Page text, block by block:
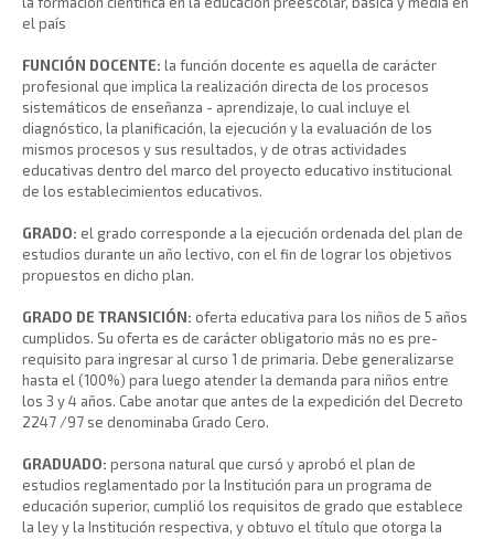
el país
FUNCIÓN DOCENTE: la función docente es aquella de carácter
profesional que implica la realización directa de los procesos
sistemáticos de enseñanza - aprendizaje, lo cual incluye el
diagnóstico, la planificación, la ejecución y la evaluación de los
mismos procesos y sus resultados, y de otras actividades
educativas dentro del marco del proyecto educativo institucional
de los establecimientos educativos.
GRADO: el grado corresponde a la ejecución ordenada del plan de
estudios durante un año lectivo, con el fin de lograr los objetivos
propuestos en dicho plan.
GRADO DE TRANSICIÓN: oferta educativa para los niños de 5 años
cumplidos. Su oferta es de carácter obligatorio más no es pre-
requisito para ingresar al curso 1 de primaria. Debe generalizarse
hasta el (100%) para luego atender la demanda para niños entre
los 3 y 4 años. Cabe anotar que antes de la expedición del Decreto
2247 /97 se denominaba Grado Cero.
GRADUADO: persona natural que cursó y aprobó el plan de
estudios reglamentado por la Institución para un programa de
educación superior, cumplió los requisitos de grado que establece
la ley y la Institución respectiva, y obtuvo el título que otorga la